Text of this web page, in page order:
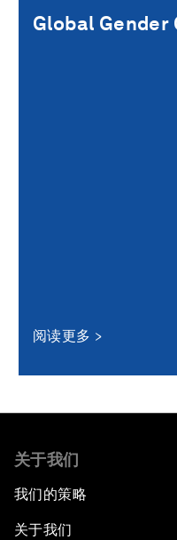
Global Gender
阅读更多
关于我们
我们的策略
关于我们